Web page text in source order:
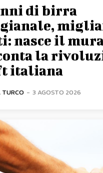
di birra
nasce il
la
italiana
TURCO - 3 AGOSTO 2026